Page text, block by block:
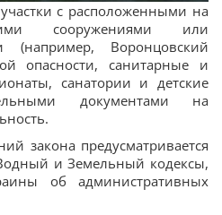
с расположенными на
сооружениями или
(например, Воронцовский
опасности, санитарные и
санатории и детские
документами на
закона предусматривается
и Земельный кодексы,
об административных